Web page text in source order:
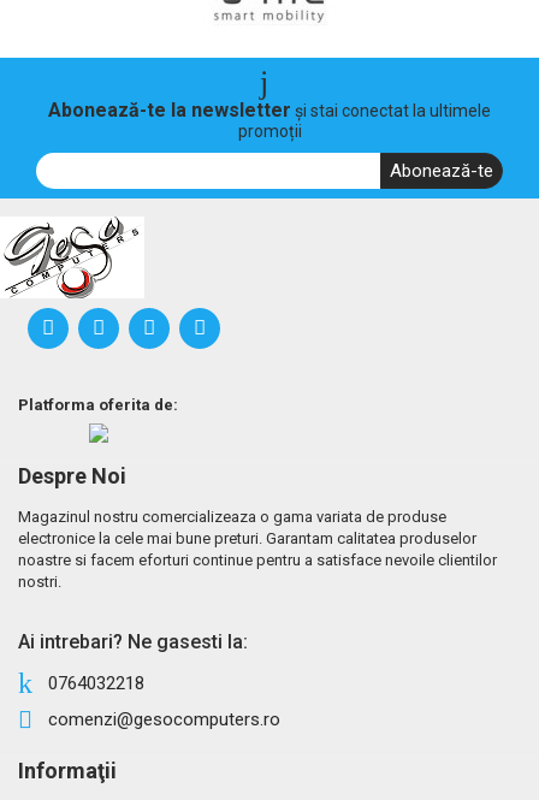
Abonează-te la newsletter și stai conectat la ultimele
promoții
Abonează-te
Platforma oferita de:
Despre Noi
Magazinul nostru comercializeaza o gama variata de produse
electronice la cele mai bune preturi. Garantam calitatea produselor
noastre si facem eforturi continue pentru a satisface nevoile clientilor
nostri.
Ai intrebari? Ne gasesti la:
0764032218
comenzi@gesocomputers.ro
Informaţii